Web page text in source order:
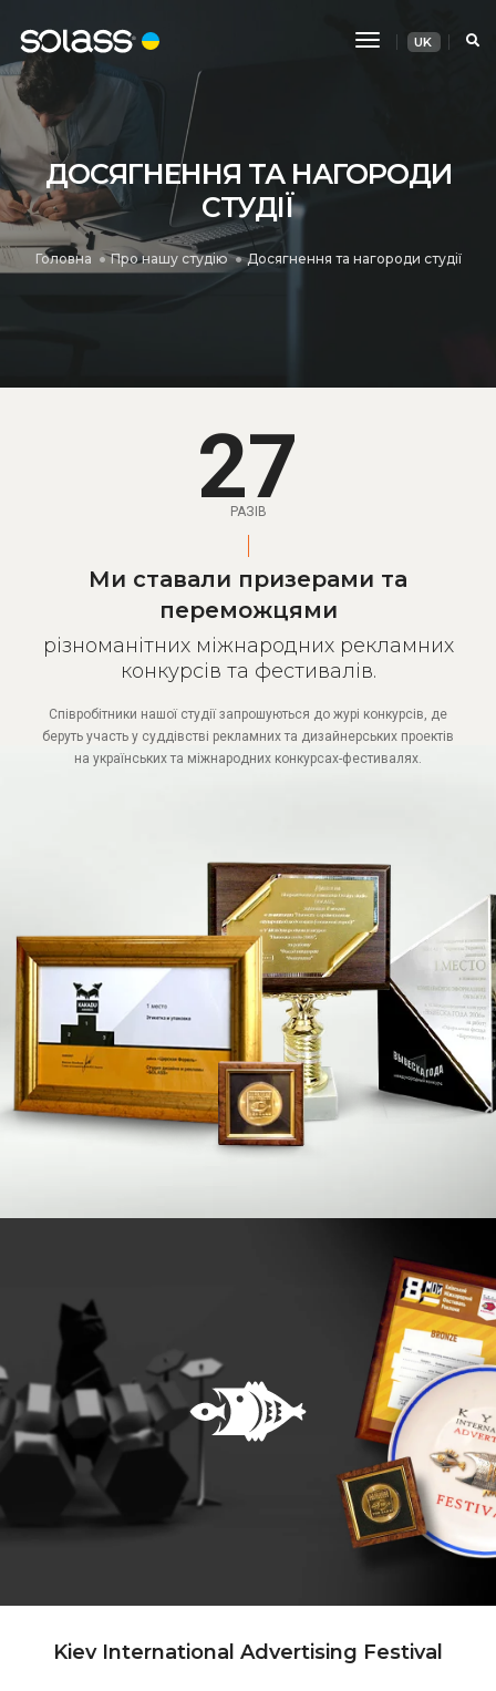
Перемикання
UK
ДОСЯГНЕННЯ ТА НАГОРОДИ
СТУДІЇ
Головна Про нашу студію Досягнення та нагороди студії
27
РАЗІВ
Ми ставали призерами та
переможцями
різноманітних міжнародних рекламних
конкурсів та фестивалів.
Співробітники нашої студії запрошуються до журі конкурсів, де
беруть участь у суддівстві рекламних та дизайнерських проектів
на українських та міжнародних конкурсах-фестивалях.
Kiev International Advertising Festival